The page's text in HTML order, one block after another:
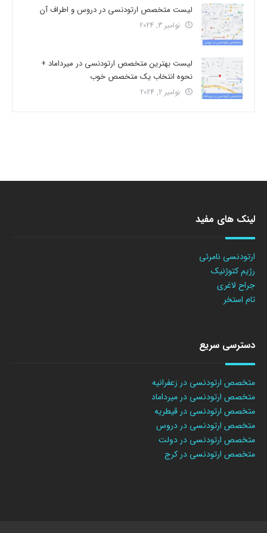
لیست متخصص ارتودنسی در دروس و اطراف آن
نوامبر 3, 2024
لیست بهترین متخصص ارتودنسی در میرداماد +
نحوه انتخاب یک متخصص خوب
نوامبر 2, 2024
لینک های مفید
ارتودنسی نامرئی
رژیم کتوژنیک
جراح لاغری
تام استخر
دسترسی سریع
متخصص ارتودنسی در زعفرانیه
متخصص ارتودنسی در میرداماد
متخصص ارتودنسی در قیطریه
متخصص ارتودنسی در دروس
متخصص ارتودنسی در دولت
متخصص ارتودنسی در کرج